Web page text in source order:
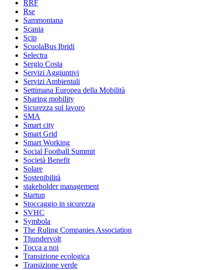
RRF
Rse
Sammontana
Scania
Scip
ScuolaBus Ibridi
Selectra
Sergio Costa
Servizi Aggiuntivi
Servizi Ambientali
Settimana Europea della Mobilità
Sharing mobility
Sicurezza sul lavoro
SMA
Smart city
Smart Grid
Smart Working
Social Football Summit
Società Benefit
Solare
Sostenibilità
stakeholder management
Startup
Stoccaggio in sicurezza
SVHC
Symbola
The Ruling Companies Association
Thundervolt
Tocca a noi
Transizione ecologica
Transizione verde